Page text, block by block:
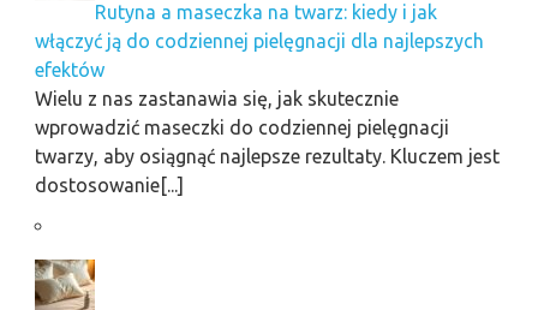
Rutyna a maseczka na twarz: kiedy i jak
włączyć ją do codziennej pielęgnacji dla najlepszych
efektów
Wielu z nas zastanawia się, jak skutecznie
wprowadzić maseczki do codziennej pielęgnacji
twarzy, aby osiągnąć najlepsze rezultaty. Kluczem jest
dostosowanie[...]